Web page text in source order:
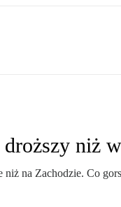
niż
na Zachodzie. Co